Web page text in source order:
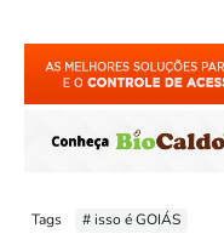
Tags # isso é GOIÁS